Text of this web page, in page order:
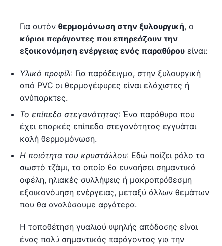
Για αυτόν θερμομόνωση στην ξυλουργική, ο
κύριοι παράγοντες που επηρεάζουν την
εξοικονόμηση ενέργειας ενός παραθύρου είναι:
Υλικό προφίλ: Για παράδειγμα, στην ξυλουργική
από PVC οι θερμογέφυρες είναι ελάχιστες ή
ανύπαρκτες.
Το επίπεδο στεγανότητας: Ένα παράθυρο που
έχει επαρκές επίπεδο στεγανότητας εγγυάται
καλή θερμομόνωση.
Η ποιότητα του κρυστάλλου: Εδώ παίζει ρόλο το
σωστό τζάμι, το οποίο θα ευνοήσει σημαντικά
οφέλη, ηλιακές συλλήψεις ή μακροπρόθεσμη
εξοικονόμηση ενέργειας, μεταξύ άλλων θεμάτων
που θα αναλύσουμε αργότερα.
Η τοποθέτηση γυαλιού υψηλής απόδοσης είναι
ένας πολύ σημαντικός παράγοντας για την